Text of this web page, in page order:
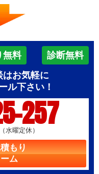
無料
診断無料
はお気軽に
ル下さい！
257
水曜定休）
もり
ム